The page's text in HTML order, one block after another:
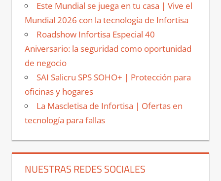
Este Mundial se juega en tu casa | Vive el
Mundial 2026 con la tecnología de Infortisa
Roadshow Infortisa Especial 40
Aniversario: la seguridad como oportunidad
de negocio
SAI Salicru SPS SOHO+ | Protección para
oficinas y hogares
La Mascletisa de Infortisa | Ofertas en
tecnología para fallas
NUESTRAS REDES SOCIALES